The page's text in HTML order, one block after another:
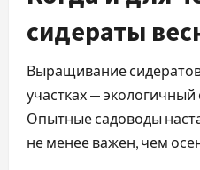
сидераты
Выращивание
участках —
Опытные садоводы
не менее важен, чем